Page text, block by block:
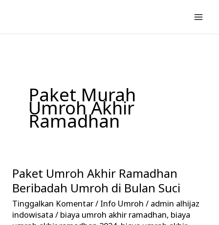
konten
Paket Murah
Umroh Akhir
Ramadhan
Paket Umroh Akhir Ramadhan
Beribadah Umroh di Bulan Suci
Tinggalkan Komentar/ Info Umroh / admin alhijaz
indowisata/ biaya umroh akhir ramadhan, biaya
Paket
Umroh
Akhir
Ramadhan